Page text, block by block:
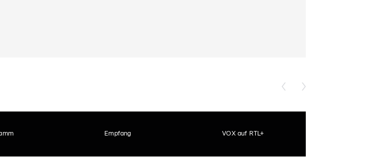
Empfang VOX auf RTL+